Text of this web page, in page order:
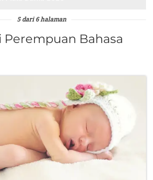
5 dari 6 halaman
Perempuan Bahasa